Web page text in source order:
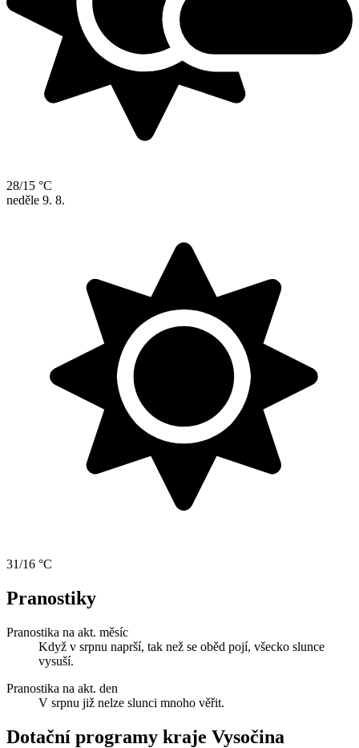
28/15 °C
neděle 9. 8.
31/16 °C
Pranostiky
Pranostika na akt. měsíc
Když v srpnu naprší, tak než se oběd pojí, všecko slunce
vysuší.
Pranostika na akt. den
V srpnu již nelze slunci mnoho věřit.
Dotační programy kraje Vysočina